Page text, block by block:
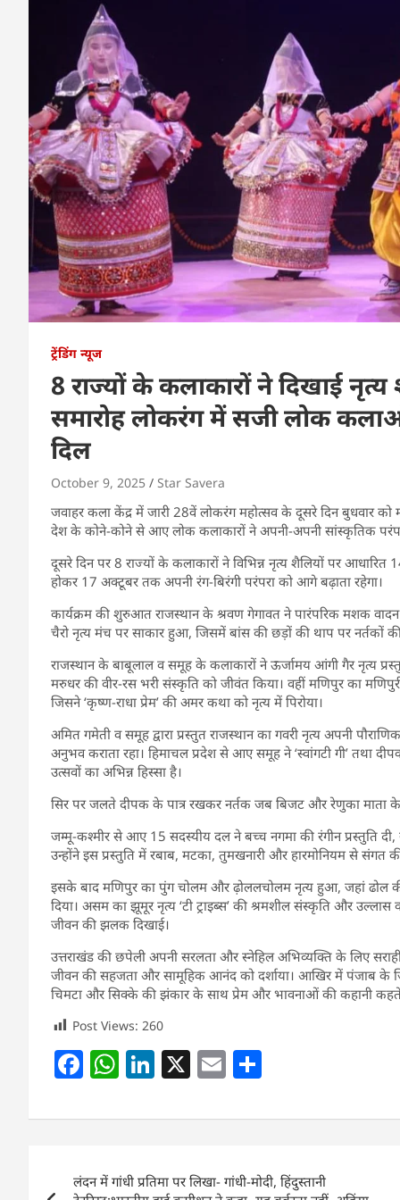
ट्रेंडिंग न्यूज
8 राज्यों के कलाकारों ने दिखाई नृत्य
समारोह लोकरंग में सजी लोक
दिल
October 9, 2025 Star Savera
जवाहर कला केंद्र में जारी 28वें लोकरंग महोत्सव के दूसरे दिन बुधवार
देश के कोने-कोने से आए लोक कलाकारों ने अपनी-अपनी सांस्कृतिक
दूसरे दिन पर 8 राज्यों के कलाकारों ने विभिन्न नृत्य शैलियों पर आधारित
होकर 17 अक्टूबर तक अपनी रंग-बिरंगी परंपरा को आगे बढ़ाता रहेगा।
कार्यक्रम की शुरुआत राजस्थान के श्रवण गेगावत ने पारंपरिक मशक
चैरो नृत्य मंच पर साकार हुआ, जिसमें बांस की छड़ों की थाप पर नर्तकों की
राजस्थान के बाबूलाल व समूह के कलाकारों ने ऊर्जामय आंगी गैर नृत्य
मरुधर की वीर-रस भरी संस्कृति को जीवंत किया। वहीं मणिपुर का
जिसने ‘कृष्ण-राधा प्रेम’ की अमर कथा को नृत्य में पिरोया।
अमित गमेती व समूह द्वारा प्रस्तुत राजस्थान का गवरी नृत्य अपनी
अनुभव कराता रहा। हिमाचल प्रदेश से आए समूह ने ‘स्वांगटी गी’ तथा
उत्सवों का अभिन्न हिस्सा है।
सिर पर जलते दीपक के पात्र रखकर नर्तक जब बिजट और रेणुका माता के
जम्मू-कश्मीर से आए 15 सदस्यीय दल ने बच्च नगमा की रंगीन प्रस्तुति दी,
उन्होंने इस प्रस्तुति में रबाब, मटका, तुमखनारी और हारमोनियम से संगत
इसके बाद मणिपुर का पुंग चोलम और ढ़ोललचोलम नृत्य हुआ, जहां ढोल
दिया। असम का झूमूर नृत्य ‘टी ट्राइब्स’ की श्रमशील संस्कृति और
जीवन की झलक दिखाई।
उत्तराखंड की छपेली अपनी सरलता और स्नेहिल अभिव्यक्ति के लिए
जीवन की सहजता और सामूहिक आनंद को दर्शाया। आखिर में पंजाब के
चिमटा और सिक्के की झंकार के साथ प्रेम और भावनाओं की कहानी
Post Views: 260
F
c
b
W
at
A
Li
k
dI
X E
ai ar
लंदन में गांधी प्रतिमा पर लिखा- गांधी-मोदी, हिंदुस्तानी